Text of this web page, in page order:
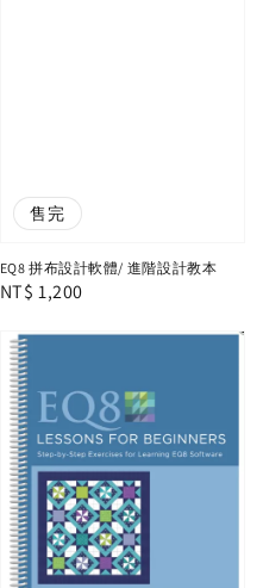
售完
EQ8 拼布設計軟體/ 進階設計教本
Regular
NT$ 1,200